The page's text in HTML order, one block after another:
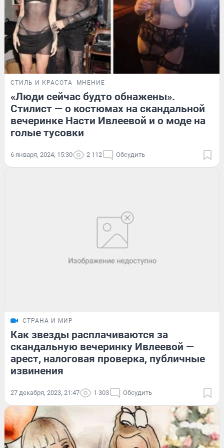
СТИЛЬ И КРАСОТА МНЕНИЕ
«Люди сейчас будто обнажены».
Стилист — о костюмах на скандальной
вечеринке Насти Ивлеевой и о моде на
голые тусовки
6 января, 2024, 15:30 2 112 Обсудить
СТРАНА И МИР
Как звезды расплачиваются за
скандальную вечеринку Ивлеевой —
арест, налоговая проверка, публичные
извинения
27 декабря, 2023, 21:47 1 303 Обсудить